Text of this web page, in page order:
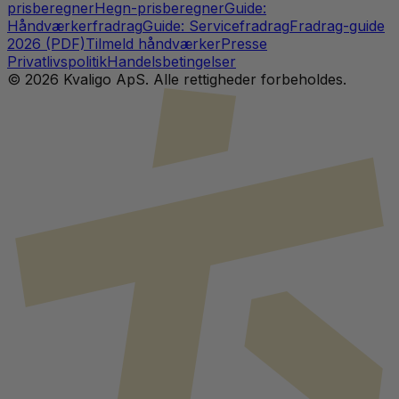
prisberegnerHegn-prisberegnerGuide:
HåndværkerfradragGuide: ServicefradragFradrag-guide
2026 (PDF)Tilmeld håndværkerPresse
PrivatlivspolitikHandelsbetingelser
© 2026 Kvaligo ApS. Alle rettigheder forbeholdes.